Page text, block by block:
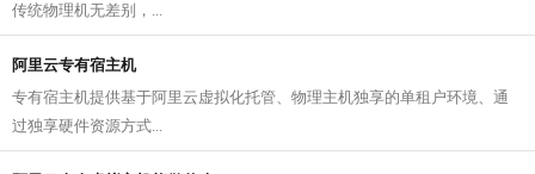
传统物理机无差别，...
阿里云专有宿主机
专有宿主机提供基于阿里云虚拟化托管、物理主机独享的单租户环境、通
过独享硬件资源方式...